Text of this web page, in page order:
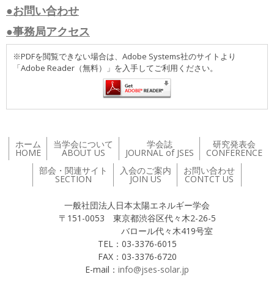
●お問い合わせ
●事務局アクセス
※PDFを閲覧できない場合は、Adobe Systems社のサイトより
「Adobe Reader（無料）」を入手してご利用ください。
ホーム
HOME
当学会について
ABOUT US
学会誌
JOURNAL of JSES
研究発表会
CONFERENCE
部会・関連サイト
SECTION
入会のご案内
JOIN US
お問い合わせ
CONTCT US
一般社団法人日本太陽エネルギー学会
〒151-0053 東京都渋谷区代々木2-26-5
バロール代々木419号室
TEL：03-3376-6015
FAX：03-3376-6720
E-mail： info@jses-solar.jp